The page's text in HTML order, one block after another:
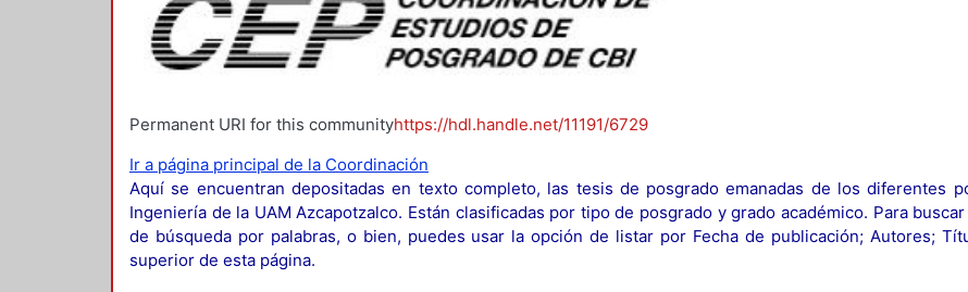
Permanent URI for this communityhttps://hdl.handle.net/11191/6729
Ir a página principal de la Coordinación
Aquí se encuentran depositadas en texto completo, las tesis de posgrado emanadas de los diferentes
Ingeniería de la UAM Azcapotzalco. Están clasificadas por tipo de posgrado y grado académico. Para
de búsqueda por palabras, o bien, puedes usar la opción de listar por Fecha de publicación; Autores;
superior de esta página.